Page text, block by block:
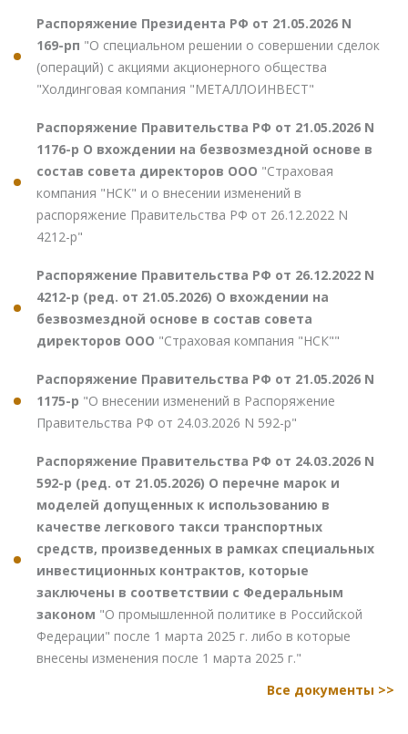
Распоряжение Президента РФ от 21.05.2026 N
169-рп "О специальном решении о совершении сделок
(операций) с акциями акционерного общества
"Холдинговая компания "МЕТАЛЛОИНВЕСТ"
Распоряжение Правительства РФ от 21.05.2026 N
1176-р О вхождении на безвозмездной основе в
состав совета директоров ООО "Страховая
компания "НСК" и о внесении изменений в
распоряжение Правительства РФ от 26.12.2022 N
4212-р"
Распоряжение Правительства РФ от 26.12.2022 N
4212-р (ред. от 21.05.2026) О вхождении на
безвозмездной основе в состав совета
директоров ООО "Страховая компания "НСК""
Распоряжение Правительства РФ от 21.05.2026 N
1175-р "О внесении изменений в Распоряжение
Правительства РФ от 24.03.2026 N 592-р"
Распоряжение Правительства РФ от 24.03.2026 N
592-р (ред. от 21.05.2026) О перечне марок и
моделей допущенных к использованию в
качестве легкового такси транспортных
средств, произведенных в рамках специальных
инвестиционных контрактов, которые
заключены в соответствии с Федеральным
законом "О промышленной политике в Российской
Федерации" после 1 марта 2025 г. либо в которые
внесены изменения после 1 марта 2025 г."
Все документы >>